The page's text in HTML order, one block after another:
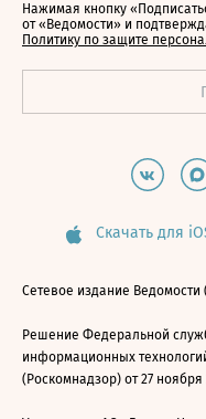
Нажимая кнопку
от «Ведомости» и
Политику по защите
Скачать для
Сетевое издание Ведомости
Решение Федеральной
информационных
(Роскомнадзор) от 27